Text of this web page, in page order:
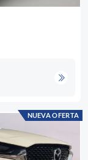
NUEVA OFERTA